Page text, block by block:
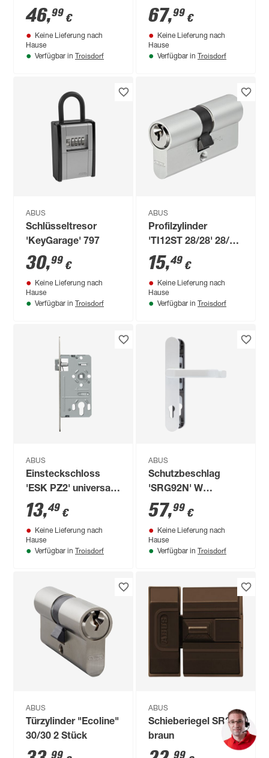
46,99 €
Keine Lieferung nach
Hause
Verfügbar in Troisdorf
TKZ40
67,99 €
Keine Lieferung nach
Hause
Verfügbar in Troisdorf
ABUS
Schlüsseltresor
'KeyGarage' 797
30,99 €
Keine Lieferung nach
Hause
Verfügbar in Troisdorf
ABUS
Profilzylinder
'TI12ST 28/28' 28/28
mm
15,49 €
Keine Lieferung nach
Hause
Verfügbar in Troisdorf
ABUS
Einsteckschloss
'ESK PZ2' universal
S
13,49 €
Keine Lieferung nach
Hause
Verfügbar in Troisdorf
ABUS
Schutzbeschlag
'SRG92N' W
beidseitig Drücker
CL/DFNLI
57,99 €
Keine Lieferung nach
Hause
Verfügbar in Troisdorf
ABUS
Türzylinder "Ecoline"
30/30 2 Stück
99
ABUS
Schieberiegel SR30
braun
99